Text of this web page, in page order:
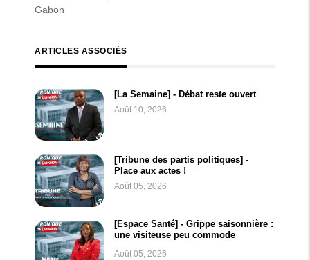
Gabon
ARTICLES ASSOCIÉS
[La Semaine] - Débat reste ouvert
Août 10, 2026
[Tribune des partis politiques] -
Place aux actes !
Août 05, 2026
[Espace Santé] - Grippe saisonnière :
une visiteuse peu commode
Août 05, 2026